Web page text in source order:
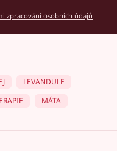
zpracování osobních údajů
LEVANDULE
MÁTA